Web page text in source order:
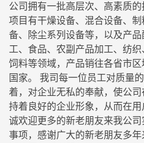
公司拥有一批高层次、高素质
项目有干燥设备、混合设备、
备、除尘系列设备等，以及产
工、食品、农副产品加工、纺织
饲料等领域，产品销往各省市
国家。 我司每一位员工对质量
着，对企业无私的奉献，使公
持着良好的企业形象，从而在用
诚欢迎更多的新老朋友来我公
事项，感谢广大的新老朋友多